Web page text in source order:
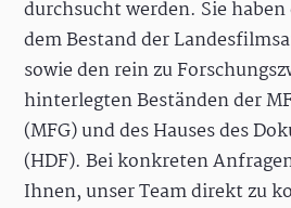
durchsucht werden. Sie
dem Bestand der
sowie den rein zu
hinterlegten Beständen der
(MFG) und des Hauses des
(HDF). Bei konkreten
Ihnen, unser Team direkt zu